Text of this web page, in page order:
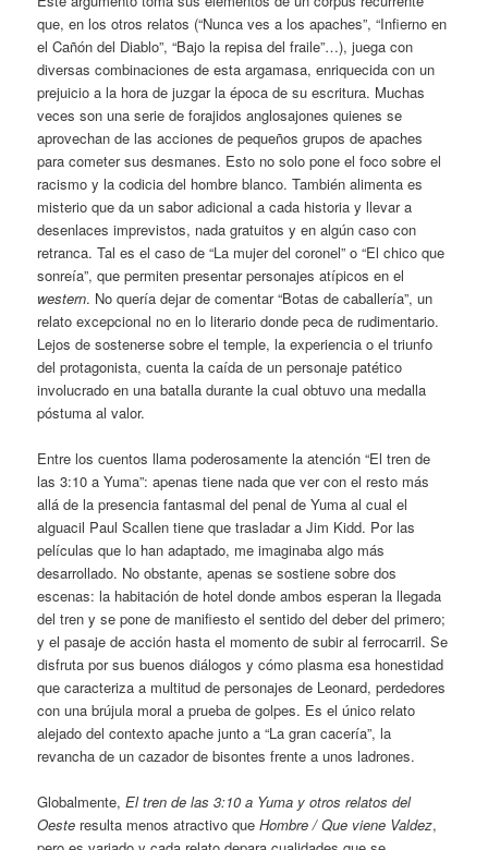
que, en los otros relatos (“Nunca ves a los apaches”, “Infierno en
el Cañón del Diablo”, “Bajo la repisa del fraile”…), juega con
diversas combinaciones de esta argamasa, enriquecida con un
prejuicio a la hora de juzgar la época de su escritura. Muchas
veces son una serie de forajidos anglosajones quienes se
aprovechan de las acciones de pequeños grupos de apaches
para cometer sus desmanes. Esto no solo pone el foco sobre el
racismo y la codicia del hombre blanco. También alimenta es
misterio que da un sabor adicional a cada historia y llevar a
desenlaces imprevistos, nada gratuitos y en algún caso con
retranca. Tal es el caso de “La mujer del coronel” o “El chico que
sonreía”, que permiten presentar personajes atípicos en el
western. No quería dejar de comentar “Botas de caballería”, un
relato excepcional no en lo literario donde peca de rudimentario.
Lejos de sostenerse sobre el temple, la experiencia o el triunfo
del protagonista, cuenta la caída de un personaje patético
involucrado en una batalla durante la cual obtuvo una medalla
póstuma al valor.
Entre los cuentos llama poderosamente la atención “El tren de
las 3:10 a Yuma”: apenas tiene nada que ver con el resto más
allá de la presencia fantasmal del penal de Yuma al cual el
alguacil Paul Scallen tiene que trasladar a Jim Kidd. Por las
películas que lo han adaptado, me imaginaba algo más
desarrollado. No obstante, apenas se sostiene sobre dos
escenas: la habitación de hotel donde ambos esperan la llegada
del tren y se pone de manifiesto el sentido del deber del primero;
y el pasaje de acción hasta el momento de subir al ferrocarril. Se
disfruta por sus buenos diálogos y cómo plasma esa honestidad
que caracteriza a multitud de personajes de Leonard, perdedores
con una brújula moral a prueba de golpes. Es el único relato
alejado del contexto apache junto a “La gran cacería”, la
revancha de un cazador de bisontes frente a unos ladrones.
Globalmente,El tren de las 3:10 a Yuma y otros relatos del
Oeste resulta menos atractivo queHombre / Que viene Valdez,